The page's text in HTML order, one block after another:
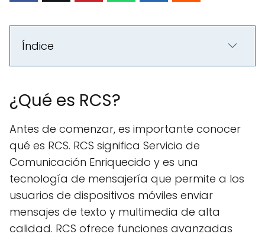
Índice
¿Qué es RCS?
Antes de comenzar, es importante conocer
qué es RCS. RCS significa Servicio de
Comunicación Enriquecido y es una
tecnología de mensajería que permite a los
usuarios de dispositivos móviles enviar
mensajes de texto y multimedia de alta
calidad. RCS ofrece funciones avanzadas